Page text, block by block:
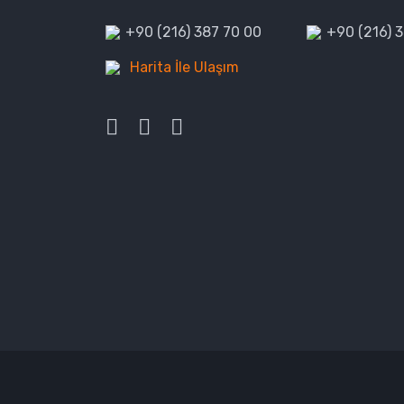
+90 (216) 387 70 00 +90 (216)
Harita İle Ulaşım